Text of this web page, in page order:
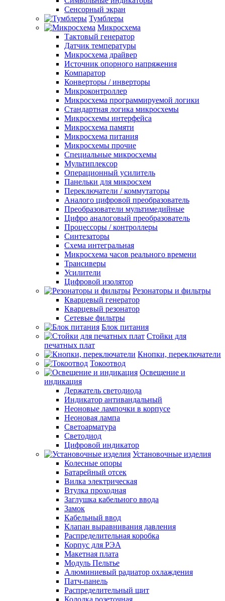
Сенсорный экран
Тумблеры
Микросхема
Тактовый генератор
Датчик температуры
Микросхема драйвер
Источник опорного напряжения
Компаратор
Конверторы / инверторы
Микроконтроллер
Микросхема программируемой логики
Стандартная логика микросхемы
Микросхемы интерфейса
Микросхема памяти
Микросхема питания
Микросхемы прочие
Специальные микросхемы
Мультиплексор
Операционный усилитель
Панельки для микросхем
Переключатели / коммутаторы
Аналого цифровой преобразователь
Преобразователи мультимедийные
Цифро аналоговый преобразователь
Процессоры / контроллеры
Синтезаторы
Схема интегральная
Микросхема часов реального времени
Трансиверы
Усилители
Цифровой изолятор
Резонаторы и фильтры
Кварцевый генератор
Кварцевый резонатор
Сетевые фильтры
Блок питания
Стойки для
печатных плат
Кнопки, переключатели
Токоотвод
Освещение и
индикация
Держатель светодиода
Индикатор антивандальный
Неоновые лампочки в корпусе
Неоновая лампа
Светоарматура
Светодиод
Цифровой индикатор
Установочные изделия
Колесные опоры
Батарейный отсек
Вилка электрическая
Втулка проходная
Заглушка кабельного ввода
Замок
Кабельный ввод
Клапан выравнивания давления
Распределительная коробка
Корпус для РЭА
Макетная плата
Модуль Пельтье
Алюминиевый радиатор охлаждения
Патч-панель
Распределительный щит
Колодка розеточная